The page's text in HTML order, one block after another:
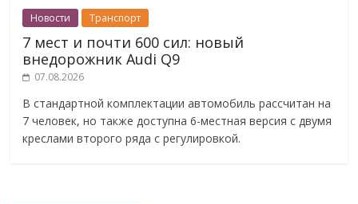
Новости Транспорт
7 мест и почти 600 сил: новый
внедорожник Audi Q9
07.08.2026
В стандартной комплектации автомобиль рассчитан на
7 человек, но также доступна 6-местная версия с двумя
креслами второго ряда с регулировкой.